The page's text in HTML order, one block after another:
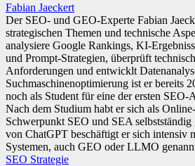
Fabian Jaeckert
Der SEO- und GEO-Experte Fabian
strategischen Themen und technische
analysiere Google Rankings, KI-
und Prompt-Strategien, überprüft
Anforderungen und entwicklt
Suchmaschinenoptimierung ist er bereits
noch als Student für eine der ersten SEO-
Nach dem Studium habt er sich als
Schwerpunkt SEO und SEA selbstständig
von ChatGPT beschäftigt er sich intensiv
Systemen, auch GEO oder LLMO
SEO Strategie